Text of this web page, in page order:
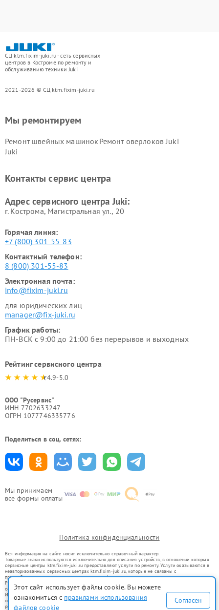
СЦ ktm.fixim-juki.ru - сеть сервисных
центров в Костроме по ремонту и
обслуживанию техники Juki
2021-2026 © СЦ ktm.fixim-juki.ru
Мы принимаем
все формы оплаты
Мы ремонтируем
Ремонт швейных машинок
Juki
Ремонт оверлоков Juki
Контакты сервис центра
Адрес сервисного центра Juki:
г. Кострома, Магистральная ул., 20
Горячая линия:
+7 (800) 301-55-83
Контактный телефон:
8 (800) 301-55-83
Электронная почта:
info@fixim-juki.ru
для юридических лиц
manager@fix-juki.ru
График работы:
ПН-ВСК с 9:00 до 21:00 без перерывов и выходных
Рейтинг сервисного центра
4.9-5.0
ООО "Русервис"
ИНН 7702633247
ОГРН 1077746335776
Поделиться в соц. сетях:
Политика конфиденциальности
Вся информация на сайте носит исключительно справочный характер.
Товарные знаки используются исключительно для описания устройств, в отношении которых
сервисные центры ktm.fixim-juki.ru предоставляют услуги по ремонту. Услуги оказываются в
неавторизованных сервисных центрах ktm.fixim-juki.ru, которые не связаны с
правообладателями товарных знаков или их официальными представителями.
Ремонт осуществляется для устройств, уже введенных в гражданский оборот в соответствии
со статьей 1487 ГК РФ.
Использование товарных знаков не преследует цели индивидуализации услуг или введения
потребителей в заблуждение, а служит для информирования о предоставляемых услугах по
ремонту техники указанных брендов.
Этот сайт использует файлы cookie. Вы можете
ознакомиться с правилами использования
файлов cookie
Согласен